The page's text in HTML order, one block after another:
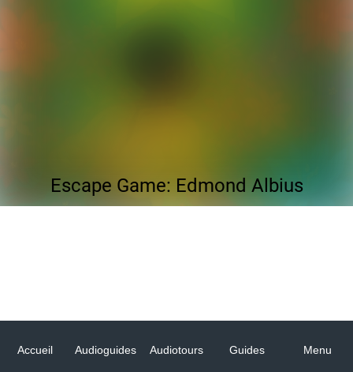
Escape Game: Edmond Albius
Accueil Audioguides Audiotours Guides Menu